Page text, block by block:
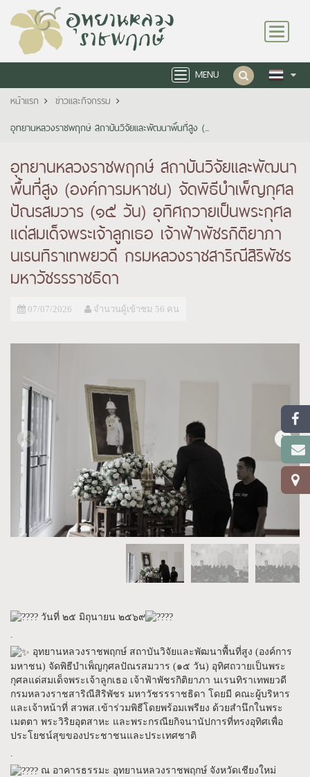
Toggle
navigation
MENU
Toggle
navigation
หน้าแรก
ข่าวและกิจกรรม
อุทยานหลวงราชพฤกษ์ สถาบันวิจัยและพัฒนาพื้นที่สูง (...
อุทยานหลวงราชพฤกษ์ สถาบันวิจัยและพัฒนา
พื้นที่สูง (องค์การมหาชน) จัดพิธีบำเพ็ญกุศล
ปัณรสมวาร (๑๕ วัน) อุทิศถวายเป็นพระกุศล
แด่สมเด็จพระเจ้าลูกเธอ เจ้าฟ้าพัชรกิติยาภา
นเรนทิราเทพยวดี กรมหลวงราชสาริณีสิริพัชร
มหาวัชรรราชธิดา
07/07/2026 จำนวนผู้เข้าชม 56 คน
วันที่ ๒๕ มิถุนายน ๒๕๖๙
.
อุทยานหลวงราชพฤกษ์ สถาบันวิจัยและพัฒนาพื้นที่สูง (องค์การ
มหาชน) จัดพิธีบำเพ็ญกุศลปัณรสมวาร (๑๕ วัน) อุทิศถวายเป็นพระ
กุศลแด่สมเด็จพระเจ้าลูกเธอ เจ้าฟ้าพัชรกิติยาภา นเรนทิราเทพยวดี
กรมหลวงราชสาริณีสิริพัชร มหาวัชรรราชธิดา โดยมี คณะผู้บริหาร
และเจ้าหน้าที่ สวพส.เข้าร่วมพิธีโดยพร้อมเพรียง ด้วยสำนึกในพระ
เมตตา พระวิริยอุตสาหะ และพระกรณียกิจนานัปการที่ทรงอุทิศเพื่อ
ประโยชน์สุขของประชาชนและประเทศชาติ
.
ณ อาคารธรรมะ อุทยานหลวงราชพฤกษ์ จังหวัดเชียงใหม่